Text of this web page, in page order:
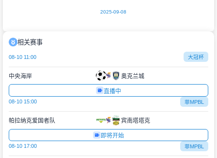
出色的
2025-09-08
相关赛事
08-10 11:00 大冠杯
中央海岸 奥克兰城
直播中
08-10 15:00 菲MPBL
帕拉纳克爱国者队 宾南塔塔克
即将开始
08-10 17:00 菲MPBL